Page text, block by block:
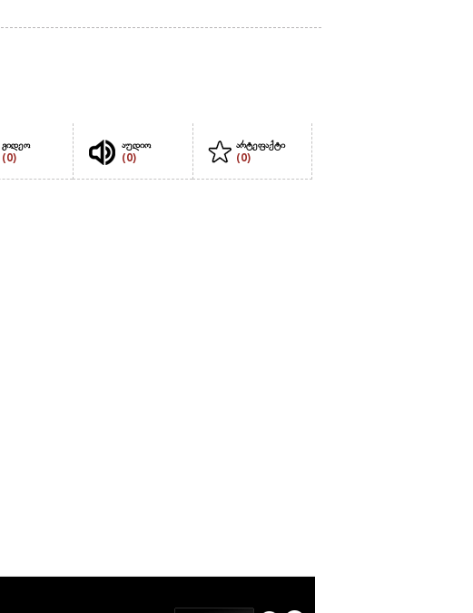
ვიდეო
(0)
აუდიო
(0)
არტეფაქტი
(0)